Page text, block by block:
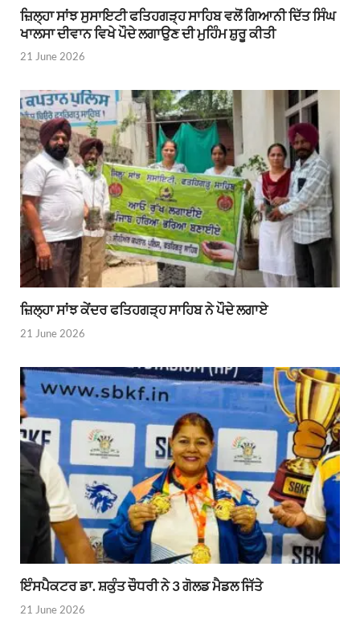
ਜ਼ਿਲ੍ਹਾ ਸਾਂਝ ਸੁਸਾਇਟੀ ਫਤਿਹਗੜ੍ਹ ਸਾਹਿਬ ਵਲੋਂ ਗਿਆਨੀ ਦਿੱਤ ਸਿੰਘ
ਖਾਲਸਾ ਦੀਵਾਨ ਵਿਖੇ ਪੌਦੇ ਲਗਾਉਣ ਦੀ ਮੁਹਿੰਮ ਸ਼ੁਰੂ ਕੀਤੀ
21 June 2026
ਜ਼ਿਲ੍ਹਾ ਸਾਂਝ ਕੇਂਦਰ ਫਤਿਹਗੜ੍ਹ ਸਾਹਿਬ ਨੇ ਪੌਦੇ ਲਗਾਏ
21 June 2026
ਇੰਸਪੈਕਟਰ ਡਾ. ਸ਼ਕੁੰਤ ਚੌਧਰੀ ਨੇ 3 ਗੋਲਡ ਮੈਡਲ ਜਿੱਤੇ
21 June 2026